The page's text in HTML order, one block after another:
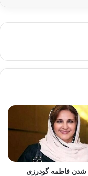
شدن فاطمه گودرزی